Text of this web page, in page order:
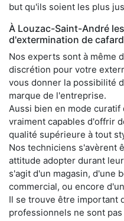
but qu'ils soient les plus
À Louzac-Saint-André
d'extermination de
Nos experts sont à même
discrétion pour votre
vous donner la possibilité
marque de l'entreprise.
Aussi bien en mode
vraiment capables d'offrir
qualité supérieure à tout
Nos techniciens s'avèrent
attitude adopter durant
s'agit d'un magasin, d'une
commercial, ou encore
Il se trouve être important
professionnels ne sont